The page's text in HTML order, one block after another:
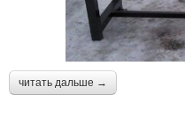
читать дальше →